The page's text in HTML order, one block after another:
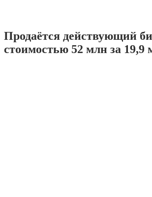
Продаётся действующий
стоимостью 52 млн за 19,9